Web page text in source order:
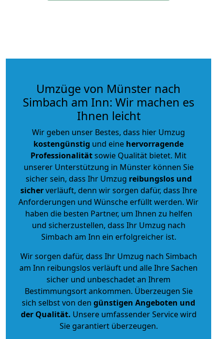
Umzüge von Münster nach
Simbach am Inn: Wir machen es
Ihnen leicht
Wir geben unser Bestes, dass hier Umzug
kostengünstig und eine hervorragende
Professionalitätsowie Qualität bietet. Mit
unserer Unterstützung in Münster können Sie
sicher sein, dass Ihr Umzug reibungslos und
sicherverläuft, denn wir sorgen dafür, dass Ihre
Anforderungen und Wünsche erfüllt werden. Wir
haben die besten Partner, um Ihnen zu helfen
und sicherzustellen, dass Ihr Umzug nach
Simbach am Inn ein erfolgreicher ist.
Wir sorgen dafür, dass Ihr Umzug nach Simbach
am Inn reibungslos verläuft und alle Ihre Sachen
sicher und unbeschadet an Ihrem
Bestimmungsort ankommen. Überzeugen Sie
sich selbst von den günstigen Angeboten und
der Qualität. Unsere umfassender Service wird
Sie garantiert überzeugen.